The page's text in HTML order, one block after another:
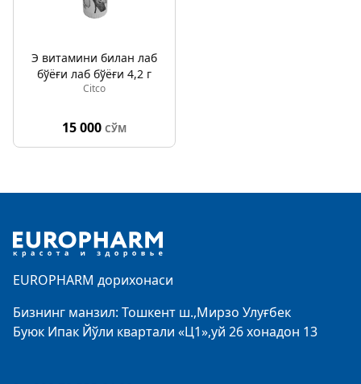
Э витамини билан лаб
бўёғи лаб бўёғи 4,2 г
Citco
15 000 СЎМ
EUROPHARM дорихонаси
Бизнинг манзил: Тошкент ш.,Мирзо Улуғбек
Буюк Ипак Йўли квартали «Ц1»,уй 26 хонадон 13